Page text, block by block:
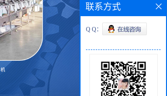
联系方式
Q Q：